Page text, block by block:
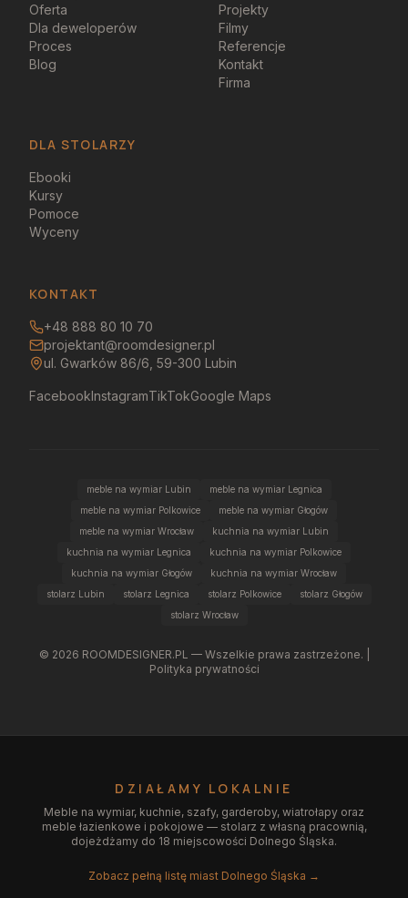
Oferta
Dla deweloperów
Proces
Blog
Projekty
Filmy
Referencje
Kontakt
Firma
DLA STOLARZY
Ebooki
Kursy
Pomoce
Wyceny
KONTAKT
+48 888 80 10 70
projektant@roomdesigner.pl
ul. Gwarków 86/6, 59-300 Lubin
FacebookInstagramTikTokGoogle Maps
meble na wymiar Lubin
meble na wymiar Legnica
meble na wymiar Polkowice
meble na wymiar Głogów
meble na wymiar Wrocław
kuchnia na wymiar Lubin
kuchnia na wymiar Legnica
kuchnia na wymiar Polkowice
kuchnia na wymiar Głogów
kuchnia na wymiar Wrocław
stolarz Lubin
stolarz Legnica stolarz Polkowice
stolarz Głogów
stolarz Wrocław
© 2026 ROOMDESIGNER.PL — Wszelkie prawa zastrzeżone. |
Polityka prywatności
DZIAŁAMY LOKALNIE
Meble na wymiar, kuchnie, szafy, garderoby, wiatrołapy oraz
meble łazienkowe i pokojowe — stolarz z własną pracownią,
dojeżdżamy do 18 miejscowości Dolnego Śląska.
Zobacz pełną listę miast Dolnego Śląska →